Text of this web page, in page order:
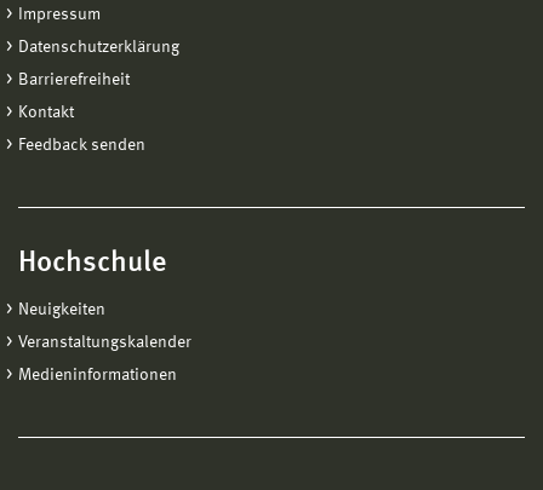
Impressum
Datenschutzerklärung
Barrierefreiheit
Kontakt
Feedback senden
Hochschule
Neuigkeiten
Veranstaltungskalender
Medieninformationen